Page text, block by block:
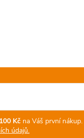
100 Kč na Váš první nákup.
údajů.